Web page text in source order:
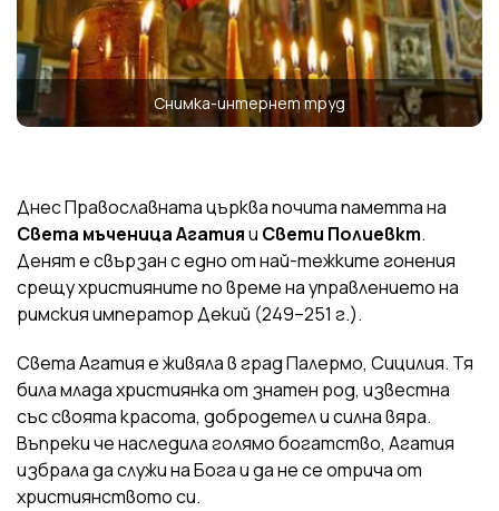
Снимка-интернет труд
Днес Православната църква почита паметта на
Света мъченица Агатияи Свети Полиевкт.
Денят е свързан с едно от най-тежките гонения
срещу християните по време на управлението на
римския император Декий (249–251 г.).
Света Агатия е живяла в град Палермо, Сицилия. Тя
била млада християнка от знатен род, известна
със своята красота, добродетел и силна вяра.
Въпреки че наследила голямо богатство, Агатия
избрала да служи на Бога и да не се отрича от
християнството си.